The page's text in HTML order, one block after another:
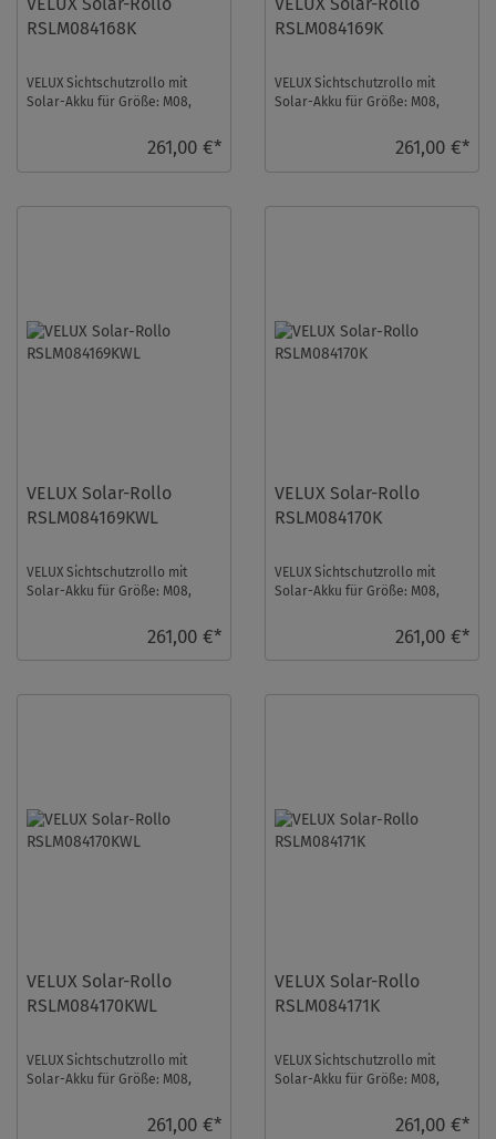
RSLM084168K
VELUX Sichtschutzrollo mit
Solar-Akku für Größe: M08,
261,00 €*
RSLM084169K
VELUX Sichtschutzrollo mit
Solar-Akku für Größe: M08,
Semitransparent, alu Sch ...
261,00 €*
VELUX Solar-Rollo
RSLM084169KWL
VELUX Sichtschutzrollo mit
Solar-Akku für Größe: M08,
Semitransparent, weiße ...261,00 €*
VELUX Solar-Rollo
RSLM084170K
VELUX Sichtschutzrollo mit
Solar-Akku für Größe: M08,
261,00 €*
VELUX Solar-Rollo
RSLM084170KWL
VELUX Sichtschutzrollo mit
Solar-Akku für Größe: M08,
261,00 €*
VELUX Solar-Rollo
RSLM084171K
VELUX Sichtschutzrollo mit
Solar-Akku für Größe: M08,
261,00 €*